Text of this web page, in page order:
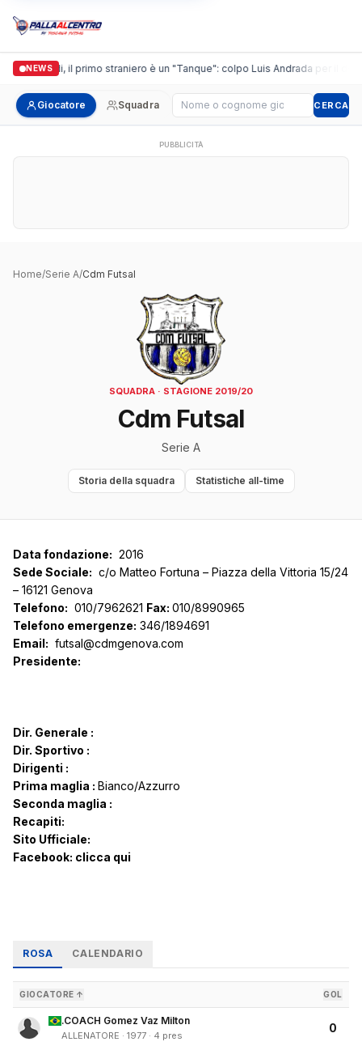
NEWS
Casalguidi, il primo straniero è un "Tanque": colpo Luis Andrada per il
Giocatore Squadra Cerca giocatore CERCA
PUBBLICITÀ
Home/Serie A/Cdm Futsal
SQUADRA · STAGIONE 2019/20
Cdm Futsal
Serie A
Storia della squadra Statistiche all-time
Data fondazione: 2016
Sede Sociale: c/o Matteo Fortuna – Piazza della Vittoria 15/24
– 16121 Genova
Telefono: 010/7962621 Fax: 010/8990965
Telefono emergenze: 346/1894691
Email: futsal@cdmgenova.com
Presidente:
Dir. Generale :
Dir. Sportivo :
Dirigenti :
Prima maglia : Bianco/Azzurro
Seconda maglia :
Recapiti:
Sito Ufficiale:
Facebook: clicca qui
ROSA CALENDARIO
GIOCATORE ↑ GOL
.COACH Gomez Vaz Milton
ALLENATORE · 1977 · 4 pres
0